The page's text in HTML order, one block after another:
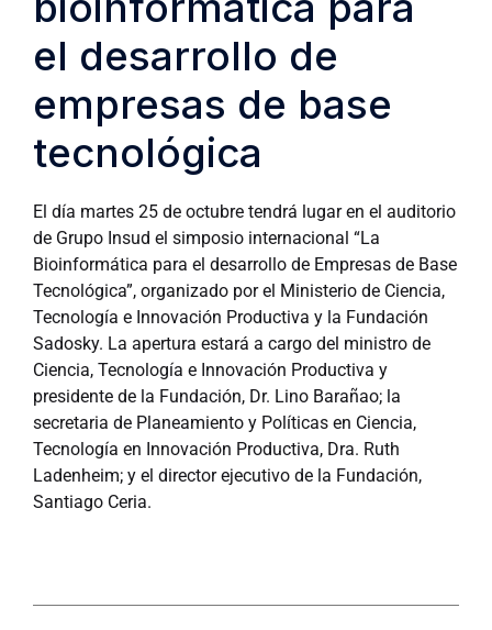
el desarrollo de
empresas de base
tecnológica
El día martes 25 de octubre tendrá lugar en el auditorio
de Grupo Insud el simposio internacional “La
Bioinformática para el desarrollo de Empresas de Base
Tecnológica”, organizado por el Ministerio de Ciencia,
Tecnología e Innovación Productiva y la Fundación
Sadosky. La apertura estará a cargo del ministro de
Ciencia, Tecnología e Innovación Productiva y
presidente de la Fundación, Dr. Lino Barañao; la
secretaria de Planeamiento y Políticas en Ciencia,
Tecnología en Innovación Productiva, Dra. Ruth
Ladenheim; y el director ejecutivo de la Fundación,
Santiago Ceria.